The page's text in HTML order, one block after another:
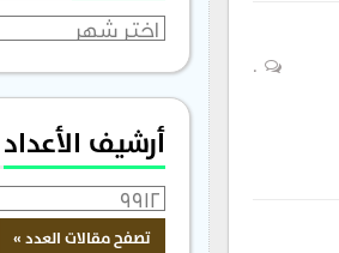
الأرشيف
أرشيف الأعداد